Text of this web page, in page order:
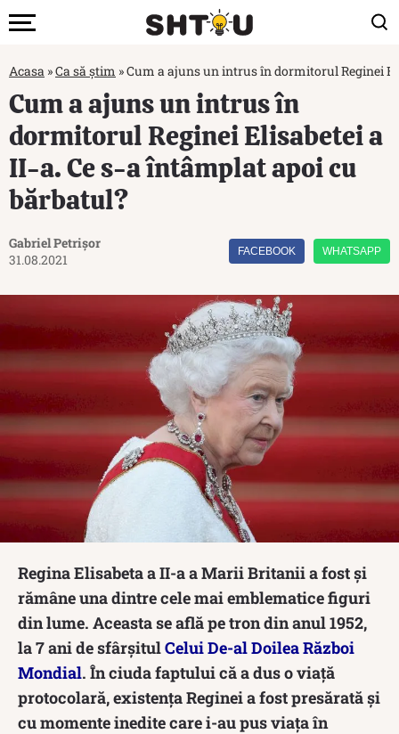
Acasa »Ca să știm »Cum a ajuns un intrus în dormitorul Reginei
Cum a ajuns un intrus în
dormitorul Reginei Elisabetei a
II-a. Ce s-a întâmplat apoi cu
bărbatul?
Gabriel Petrișor
31.08.2021
FACEBOOK WHATSAPP
Regina Elisabeta a II-a a Marii Britanii a fost și
rămâne una dintre cele mai emblematice figuri
din lume. Aceasta se află pe tron din anul 1952,
la 7 ani de sfârșitulCelui De-al Doilea Război
Mondial. În ciuda faptului că a dus o viață
protocolară, existența Reginei a fost presărată și
cu momente inedite care i-au pus viața în